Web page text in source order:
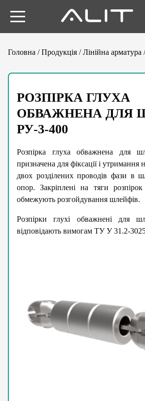
Головна /Продукція /Лінійна арматура
РОЗПІРКА ГЛУХА
ОБВАЖНЕНА ДЛЯ
РУ-3-400
Розпірка глуха обважнена для
призначена для фіксації і утримання
двох розділених проводів фази в
опор. Закріплені на тяги розпірок
обмежують розгойдування шлейфів.
Розпірки глухі обважнені для
відповідають вимогам ТУ У 31.2-